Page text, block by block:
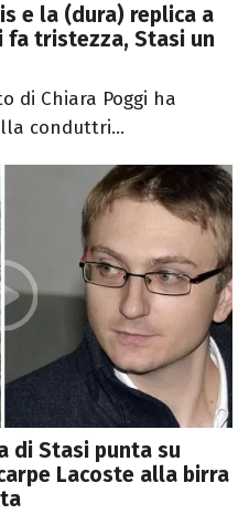
e la (dura) replica a
fa tristezza, Stasi un
di Chiara Poggi ha
conduttri...
di Stasi punta su
Lacoste alla birra